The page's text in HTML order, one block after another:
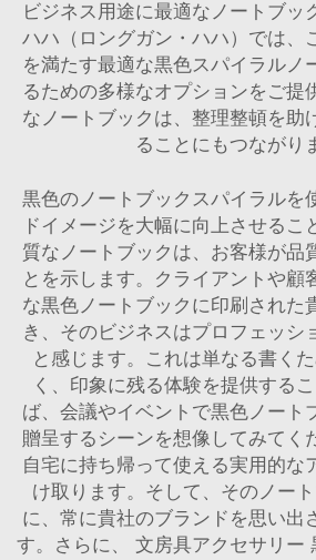
ビジネス用途に最適なノートブッ
ハハ（ロングガン・ハハ）では、
を満たす最適な黒色スパイラルノ
るための多様なオプションをご提
なノートブックは、整理整頓を助
ることにもつながり
黒色のノートブックスパイラルを
ドイメージを大幅に向上させるこ
質なノートブックは、お客様が品
とを示します。クライアントや顧
な黒色ノートブックに印刷された
き、そのビジネスはプロフェッシ
と感じます。これは単なる書く
く、印象に残る体験を提供する
ば、会議やイベントで黒色ノート
贈呈するシーンを想像してみてく
自宅に持ち帰って使える実用的な
け取ります。そして、そのノー
に、常に貴社のブランドを思い出
す。さらに、 文房具アクセサリー